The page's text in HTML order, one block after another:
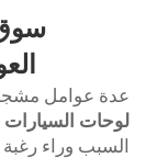
سوق
عدة عوامل
لوحات السيارات
السبب وراء